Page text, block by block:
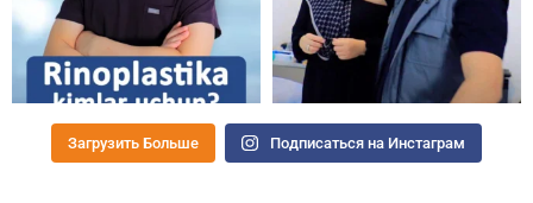
Загрузить Больше Подписаться на Инстаграм